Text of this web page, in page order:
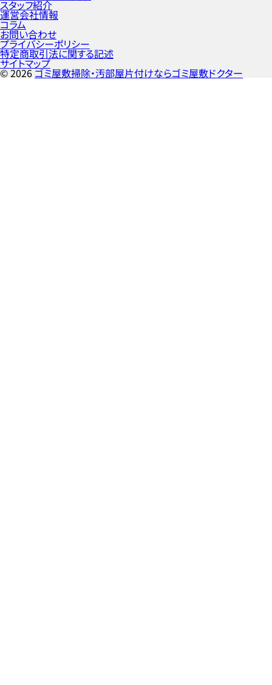
スタッフ紹介
運営会社情報
コラム
お問い合わせ
プライバシーポリシー
特定商取引法に関する記述
サイトマップ
©2026ゴミ屋敷掃除・汚部屋片付けならゴミ屋敷ドクター